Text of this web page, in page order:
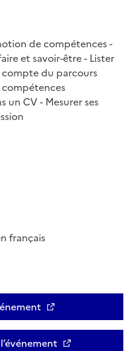
de compétences -
et savoir-être - Lister
du parcours
un CV - Mesurer ses
français